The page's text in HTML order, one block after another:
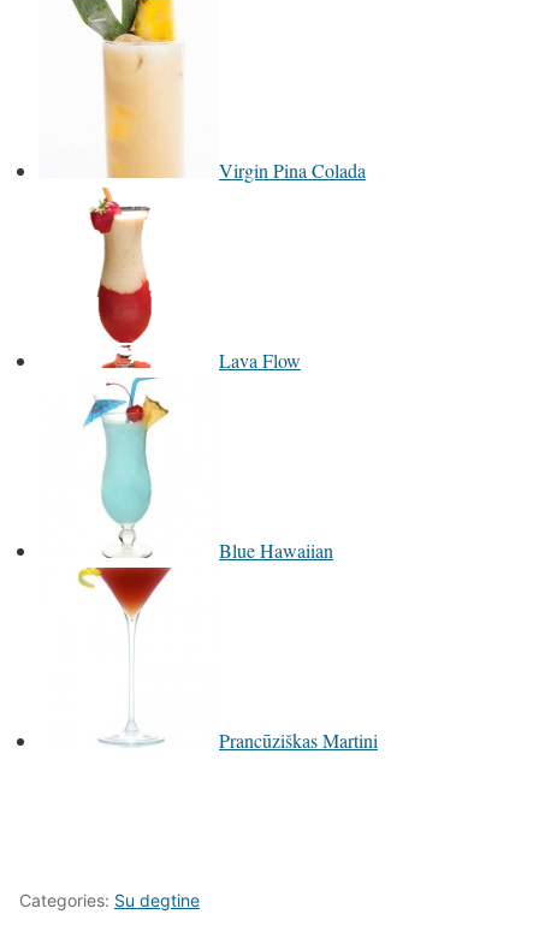
Virgin Pina Colada
Lava Flow
Blue Hawaiian
Prancūziškas Martini
Categories: Su degtine